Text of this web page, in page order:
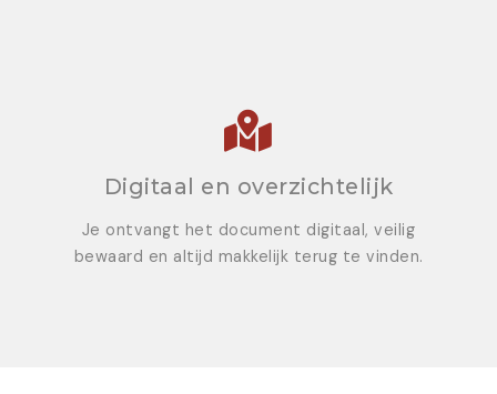
Digitaal en overzichtelijk
Je ontvangt het document digitaal, veilig
bewaard en altijd makkelijk terug te vinden.